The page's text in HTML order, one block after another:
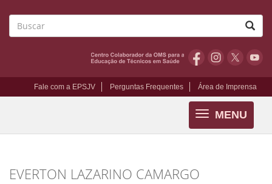
Fale com a EPSJV Perguntas Frequentes Área de Imprensa
MENU
Toggle
navigation
EVERTON LAZARINO CAMARGO